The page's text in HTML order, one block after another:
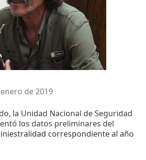
de 2019
la Unidad Nacional de Seguridad
los datos preliminares del
correspondiente al año